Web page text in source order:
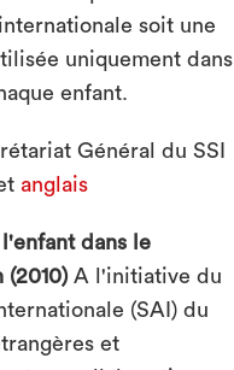
soit une
uniquement dans
enfant.
Général du SSI
anglais
dans le
A l'initiative du
(SAI) du
et